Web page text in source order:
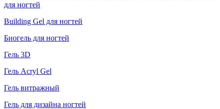
для ногтей
Building Gel для ногтей
Биогель для ногтей
Гель 3D
Гель Acryl Gel
Гель витражный
Гель для дизайна ногтей